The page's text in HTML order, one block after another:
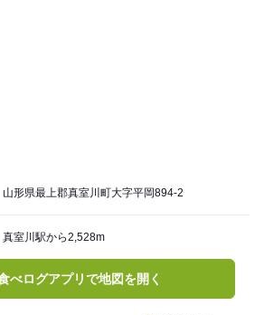
山形県最上郡真室川町大字平岡894-2
真室川駅から2,528m
べログアプリで地図を開く